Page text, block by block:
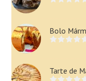
Bolo
Tarte de